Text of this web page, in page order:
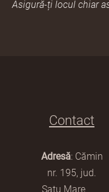
Asigură-ți locul chiar
Contact
Adresă: Cămin
nr. 195, jud.
Satu Mare